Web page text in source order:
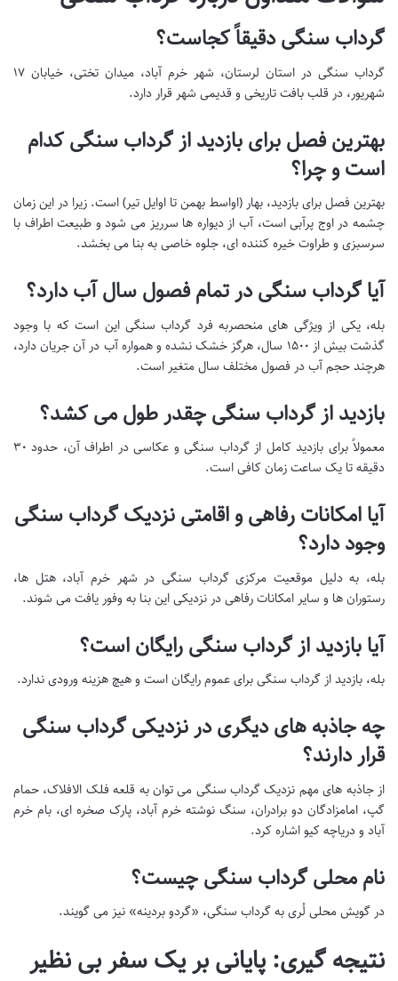
گرداب سنگی دقیقاً کجاست؟
گرداب سنگی در استان لرستان، شهر خرم آباد، میدان تختی، خیابان ۱۷
شهریور، در قلب بافت تاریخی و قدیمی شهر قرار دارد.
بهترین فصل برای بازدید از گرداب سنگی کدام
است و چرا؟
بهترین فصل برای بازدید، بهار (اواسط بهمن تا اوایل تیر) است. زیرا در این زمان
چشمه در اوج پرآبی است، آب از دیواره ها سرریز می شود و طبیعت اطراف با
سرسبزی و طراوت خیره کننده ای، جلوه خاصی به بنا می بخشد.
آیا گرداب سنگی در تمام فصول سال آب دارد؟
بله، یکی از ویژگی های منحصربه فرد گرداب سنگی این است که با وجود
گذشت بیش از ۱۵۰۰ سال، هرگز خشک نشده و همواره آب در آن جریان دارد،
هرچند حجم آب در فصول مختلف سال متغیر است.
بازدید از گرداب سنگی چقدر طول می کشد؟
معمولاً برای بازدید کامل از گرداب سنگی و عکاسی در اطراف آن، حدود ۳۰
دقیقه تا یک ساعت زمان کافی است.
آیا امکانات رفاهی و اقامتی نزدیک گرداب سنگی
وجود دارد؟
بله، به دلیل موقعیت مرکزی گرداب سنگی در شهر خرم آباد، هتل ها،
رستوران ها و سایر امکانات رفاهی در نزدیکی این بنا به وفور یافت می شوند.
آیا بازدید از گرداب سنگی رایگان است؟
بله، بازدید از گرداب سنگی برای عموم رایگان است و هیچ هزینه ورودی ندارد.
چه جاذبه های دیگری در نزدیکی گرداب سنگی
قرار دارند؟
از جاذبه های مهم نزدیک گرداب سنگی می توان به قلعه فلک الافلاک، حمام
گپ، امامزادگان دو برادران، سنگ نوشته خرم آباد، پارک صخره ای، بام خرم
آباد و دریاچه کیو اشاره کرد.
نام محلی گرداب سنگی چیست؟
در گویش محلی لُری به گرداب سنگی، «گردو بردینه» نیز می گویند.
نتیجه گیری: پایانی بر یک سفر بی نظیر